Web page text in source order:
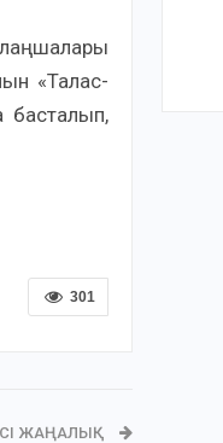
«Талас-
301
ЖАҢАЛЫҚ